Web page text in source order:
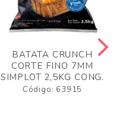
BATATA CRUNCH
CORTE FINO 7MM
SIMPLOT 2,5KG CONG.
Código: 63915